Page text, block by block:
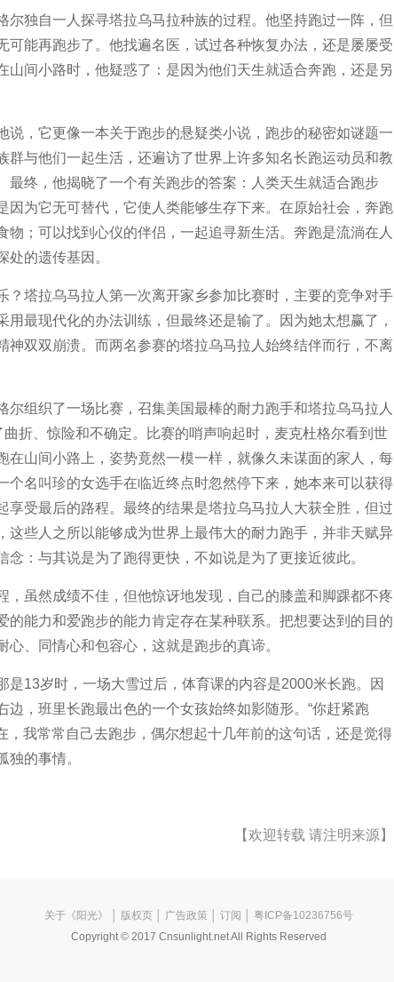
尔独自一人探寻塔拉乌马拉种族的过程。他坚持跑过一阵，但
可能再跑步了。他找遍名医，试过各种恢复办法，还是屡屡受
山间小路时，他疑惑了：是因为他们天生就适合奔跑，还是另
说，它更像一本关于跑步的悬疑类小说，跑步的秘密如谜题一
群与他们一起生活，还遍访了世界上许多知名长跑运动员和教
最终，他揭晓了一个有关跑步的答案：人类天生就适合跑步
为它无可替代，它使人类能够生存下来。在原始社会，奔跑
物；可以找到心仪的伴侣，一起追寻新生活。奔跑是流淌在人
的遗传基因。
？塔拉乌马拉人第一次离开家乡参加比赛时，主要的竞争对手
最现代化的办法训练，但最终还是输了。因为她太想赢了，
神双双崩溃。而两名参赛的塔拉乌马拉人始终结伴而行，不离
尔组织了一场比赛，召集美国最棒的耐力跑手和塔拉乌马拉人
曲折、惊险和不确定。比赛的哨声响起时，麦克杜格尔看到世
在山间小路上，姿势竟然一模一样，就像久未谋面的家人，每
个名叫珍的女选手在临近终点时忽然停下来，她本来可以获得
享受最后的路程。最终的结果是塔拉乌马拉人大获全胜，但过
这些人之所以能够成为世界上最伟大的耐力跑手，并非天赋异
：与其说是为了跑得更快，不如说是为了更接近彼此。
，虽然成绩不佳，但他惊讶地发现，自己的膝盖和脚踝都不疼
的能力和爱跑步的能力肯定存在某种联系。把想要达到的目的
、同情心和包容心，这就是跑步的真谛。
是13岁时，一场大雪过后，体育课的内容是2000米长跑。因
边，班里长跑最出色的一个女孩始终如影随形。“你赶紧跑
，我常常自己去跑步，偶尔想起十几年前的这句话，还是觉得
独的事情。
【欢迎转载 请注明来源】
关于《阳光》 版权页 广告政策 订阅
│ 粤ICP备10236756号
Copyright © 2017 Cnsunlight.net All Rights Reserved